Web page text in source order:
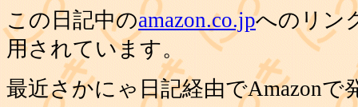
この日記中のamazon.co.jpへのリン
用されています。
最近さかにゃ日記経由でAmazon